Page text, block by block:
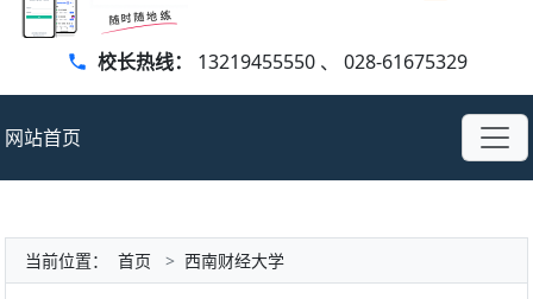
校长热线： 13219455550 、 028-61675329
网站首页
当前位置： 首页 > 西南财经大学